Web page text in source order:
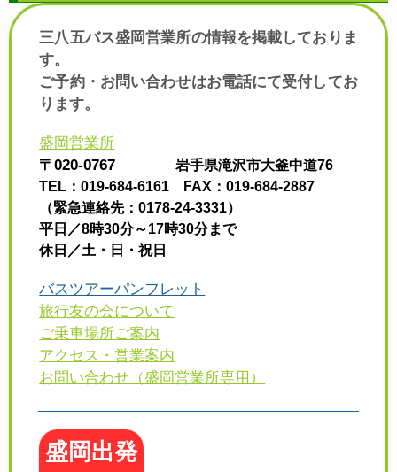
三八五バス盛岡営業所の情報を掲載しておりま
す。
ご予約・お問い合わせはお電話にて受付してお
ります。
盛岡営業所
〒020-0767
岩手県滝沢市大釜中道76
TEL：019-684-6161 FAX：019-684-2887
（緊急連絡先：0178-24-3331）
平日／8時30分～17時30分まで
休日／土・日・祝日
バスツアーパンフレット
旅行友の会について
ご乗車場所ご案内
アクセス・営業案内
お問い合わせ（盛岡営業所専用）
盛岡出発